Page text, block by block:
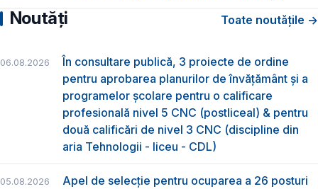
Noutăți Toate noutățile →
06.08.2026
În consultare publică, 3 proiecte de ordine
pentru aprobarea planurilor de învățământ și a
programelor școlare pentru o calificare
profesională nivel 5 CNC (postliceal) & pentru
două calificări de nivel 3 CNC (discipline din
aria Tehnologii - liceu - CDL)
05.08.2026
Apel de selecție pentru ocuparea a 26 posturi